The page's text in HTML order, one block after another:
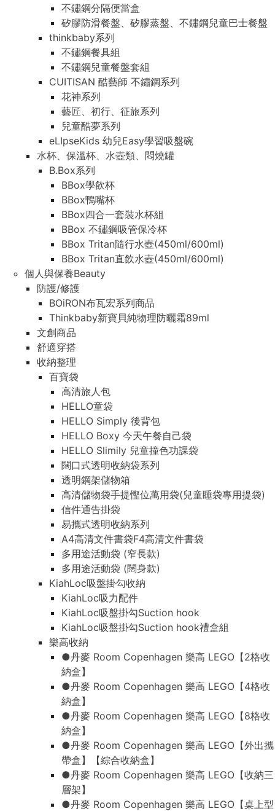
不鏽鋼分隔便當盒
矽膠防滑餐盤、矽膠蒸盤、不鏽鋼兒童巴士餐盤
thinkbaby系列
不鏽鋼餐具組
不鏽鋼兒童餐盤套組
CUITISAN 酷藝師 不鏽鋼系列
花神系列
藝匠、初行、征旅系列
兒童酷夢系列
eLIpseKids 幼兒Easy學習吸盤碗
水杯、保溫杯、水壺類、悶燒罐
B.Box系列
BBox學飲杯
BBox鴨嘴杯
BBox四合一套裝水杯組
BBox 不鏽鋼吸管保冷杯
BBox Tritan隨行水壺(450ml/600ml)
BBox Tritan直飲水壺(450ml/600ml)
個人與保養Beauty
防護/修護
BOiRON布瓦宏系列商品
Thinkbaby新寶貝純物理防曬霜89ml
文創商品
舒適穿搭
收納整理
百寶袋
高清旅人包
HELLO童袋
HELLO Simply 後背包
HELLO Boxy 今天午餐自己袋
HELLO Slimily 兒童撞色功課袋
闊口式透明收納袋系列
透明鋼架儲物箱
高清儲物袋手提慳位萬用袋(兒童睡袋專用提袋)
信件通告掛袋
易攜式透明收納系列
A4高清文件書袋F4高清文件書袋
多用途活動袋 (窄長款)
多用途活動袋 (闊身款)
KiahLoc吸盤掛勾收納
KiahLoc吸力配件
KiahLoc吸盤掛勾Suction hook
KiahLoc吸盤掛勾Suction hook禮盒組
樂高收納
●丹麥 Room Copenhagen 樂高 LEGO【2格收
納盒】
●丹麥 Room Copenhagen 樂高 LEGO【4格收
納盒】
●丹麥 Room Copenhagen 樂高 LEGO【8格收
納盒】
●丹麥 Room Copenhagen 樂高 LEGO【外出攜
帶盒】【綜合收納盒】
●丹麥 Room Copenhagen 樂高 LEGO【收納三
層架】
●丹麥 Room Copenhagen 樂高 LEGO【桌上型